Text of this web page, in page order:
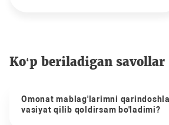
Ko‘p beriladigan savollar
Omonat mablag'larimni
vasiyat qilib qoldirsam bo'ladimi?